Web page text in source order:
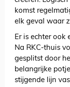
komst
elk geval waar
Er is echter ook
Na RKC-thuis
gesplitst door
belangrijke
stijgende lijn